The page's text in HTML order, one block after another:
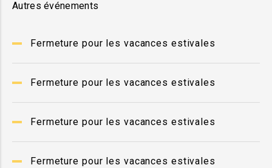
Autres événements
Fermeture pour les vacances estivales
Fermeture pour les vacances estivales
Fermeture pour les vacances estivales
Fermeture pour les vacances estivales